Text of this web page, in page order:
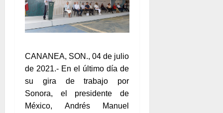
CANANEA, SON., 04 de julio
de 2021.- En el último día de
su gira de trabajo por
Sonora, el presidente de
México, Andrés Manuel